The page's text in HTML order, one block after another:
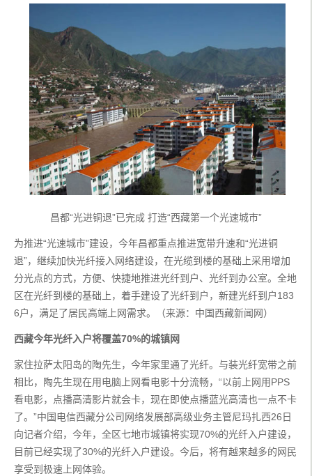
昌都“光进铜退”已完成 打造“西藏第一个光速城市”
为推进“光速城市”建设，今年昌都重点推进宽带升速和“光进铜
退”，继续加快光纤接入网络建设，在光缆到楼的基础上采用增加
分光点的方式，方便、快捷地推进光纤到户、光纤到办公室。全地
区在光纤到楼的基础上，着手建设了光纤到户，新建光纤到户183
6户，满足了居民高端上网需求。（来源：中国西藏新闻网）
西藏今年光纤入户将覆盖70%的城镇网
家住拉萨太阳岛的陶先生，今年家里通了光纤。与装光纤宽带之前
相比，陶先生现在用电脑上网看电影十分流畅，“以前上网用PPS
看电影，点播高清影片就会卡，现在即使点播蓝光高清也一点不卡
了。”中国电信西藏分公司网络发展部高级业务主管尼玛扎西26日
向记者介绍，今年，全区七地市城镇将实现70%的光纤入户建设，
目前已经实现了30%的光纤入户建设。今后，将有越来越多的网民
享受到极速上网体验。